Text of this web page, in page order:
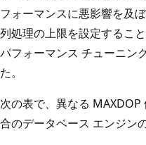
フォーマンスに悪影響を及
列処理の上限を設定するこ
パフォーマンス チューニン
た。
次の表で、異なる
合のデータベース エンジン